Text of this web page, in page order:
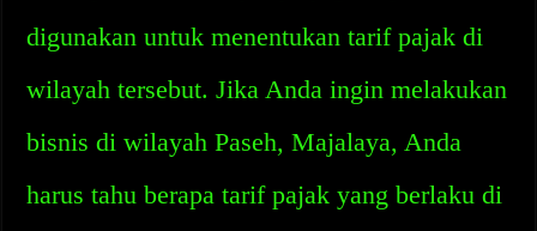
digunakan untuk menentukan tarif pajak di
wilayah tersebut. Jika Anda ingin melakukan
bisnis di wilayah Paseh, Majalaya, Anda
harus tahu berapa tarif pajak yang berlaku di